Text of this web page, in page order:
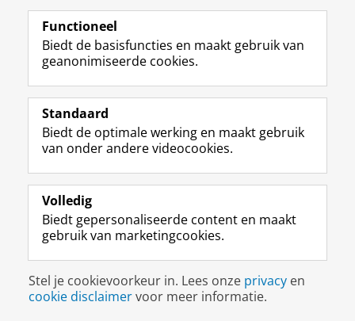
Volg de RUG
F
a
e
b
o
p
a
i
n
a
L
i
k
e
I
-
p
g
i
n
R
S
-
f
e
R
k
s
u
I
n
t
r
m
c
c
o
Y
o
T
e
k
a
a
Studiekiezers
Alumni
Over ons
Disclaimer & Copyright
Inloggen
Functioneel
Biedt de basisfuncties en maakt gebruik van
geanonimiseerde cookies.
Standaard
Biedt de optimale werking en maakt gebruik
van onder andere videocookies.
Volledig
Biedt gepersonaliseerde content en maakt
gebruik van marketingcookies.
Stel je cookievoorkeur in. Lees onze privacy en
cookie disclaimervoor meer informatie.